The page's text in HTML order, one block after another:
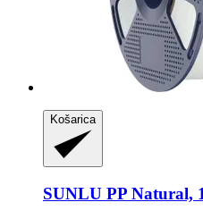
Košarica
SUNLU PP Natural,